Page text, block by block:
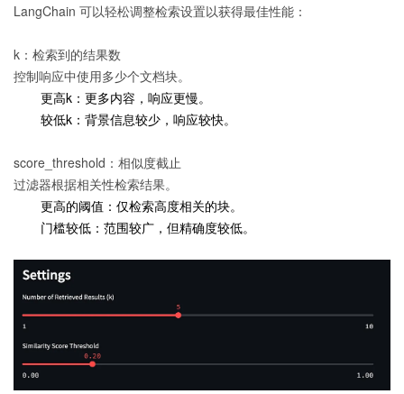
LangChain 可以轻松调整检索设置以获得最佳性能：
k：检索到的结果数
控制响应中使用多少个文​​档块。
更高k：更多内容，响应更慢。
较低k：背景信息较少，响应较快。
score_threshold：相似度截止
过滤器根据相关性检索结果。
更高的阈值：仅检索高度相关的块。
门槛较低：范围较广，但精确度较低。